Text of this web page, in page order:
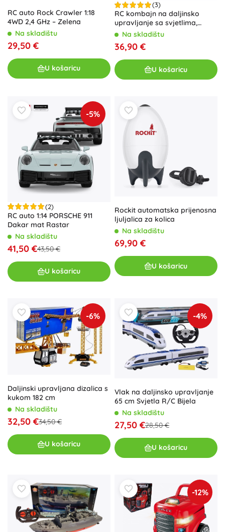
RC auto Rock Crawler 1:18
4WD 2,4 GHz – Zelena
Na skladištu
29,50 €
U košaricu
(3)
RC kombajn na daljinsko
upravljanje sa svjetlima,
zvukovima i dimom
Na skladištu
36,90 €
U košaricu
-5%
(2)
RC auto 1:14 PORSCHE 911
Dakar mat Rastar
Na skladištu
41,50 €43,50 €
U košaricu
Rockit automatska prijenosna
ljuljalica za kolica
Na skladištu
69,90 €
U košaricu
-6%
Daljinski upravljana dizalica s
kukom 182 cm
Na skladištu
32,50 €34,50 €
U košaricu
-4%
Vlak na daljinsko upravljanje
65 cm Svjetla R/C Bijela
Na skladištu
27,50 €28,50 €
U košaricu
-12%